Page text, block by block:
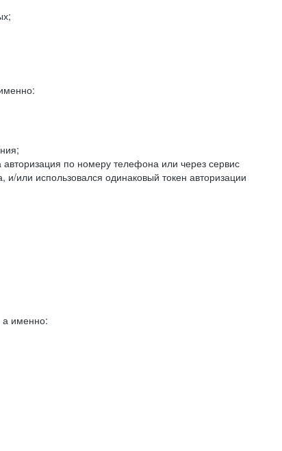
по номеру телефона или через сервис
или использовался одинаковый токен авторизации
а именно: